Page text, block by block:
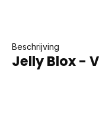
Beschrijving
Jelly Blox -